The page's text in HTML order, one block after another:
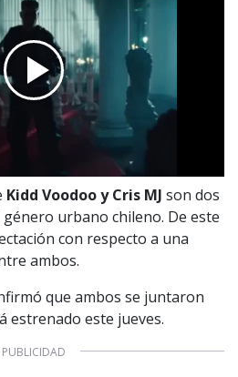
Kidd Voodoo y Cris MJ son dos
urbano chileno. De este
con respecto a una
ambos.
que ambos se juntaron
estrenado este jueves.